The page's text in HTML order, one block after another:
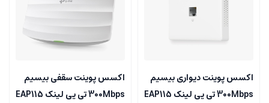
اکسس پوینت دیواری بیسیم
300Mbps تی پی لینک EAP115
اکسس پوینت سقفی بیسیم
300Mbps تی پی لینک EAP115